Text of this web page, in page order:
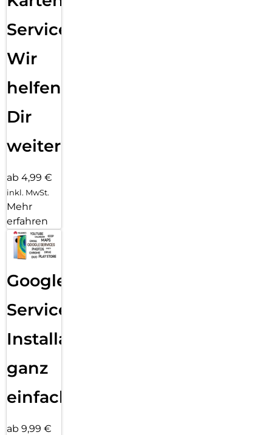
Service:
Wir
helfen
Dir
weiter
ab 4,99 €
inkl. MwSt.
Mehr
erfahren
Google
Services
Installation
ganz
einfach
ab 9,99 €